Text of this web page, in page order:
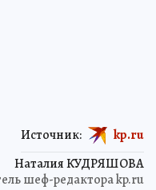
Наталия КУДРЯШОВА
шеф-редактора kp.ru
Источник: kp.ru